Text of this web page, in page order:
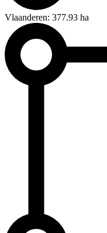
Vlaanderen: 377.93 ha